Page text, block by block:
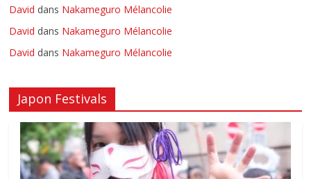
David dans Nakameguro Mélancolie
David dans Nakameguro Mélancolie
David dans Nakameguro Mélancolie
Japon Festivals